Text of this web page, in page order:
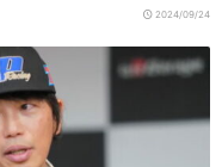
2024/09/24